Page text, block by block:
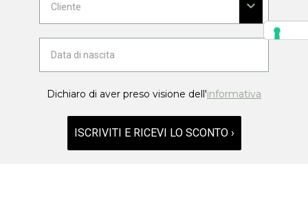
Dichiaro di aver preso visione dell'informativa
ISCRIVITI E RICEVI LO SCONTO ›